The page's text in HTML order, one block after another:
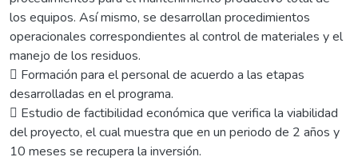
los equipos. Así mismo, se desarrollan procedimientos
operacionales correspondientes al control de materiales y el
manejo de los residuos.
 Formación para el personal de acuerdo a las etapas
desarrolladas en el programa.
 Estudio de factibilidad económica que verifica la viabilidad
del proyecto, el cual muestra que en un periodo de 2 años y
10 meses se recupera la inversión.